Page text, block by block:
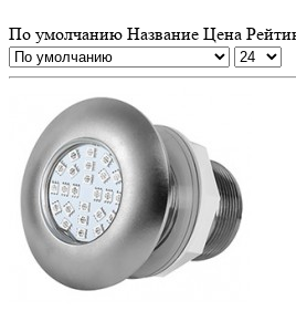
По умолчанию Название Цена